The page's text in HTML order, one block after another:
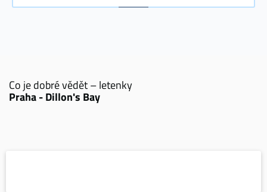
Co je dobré vědět – letenky
Praha - Dillon's Bay